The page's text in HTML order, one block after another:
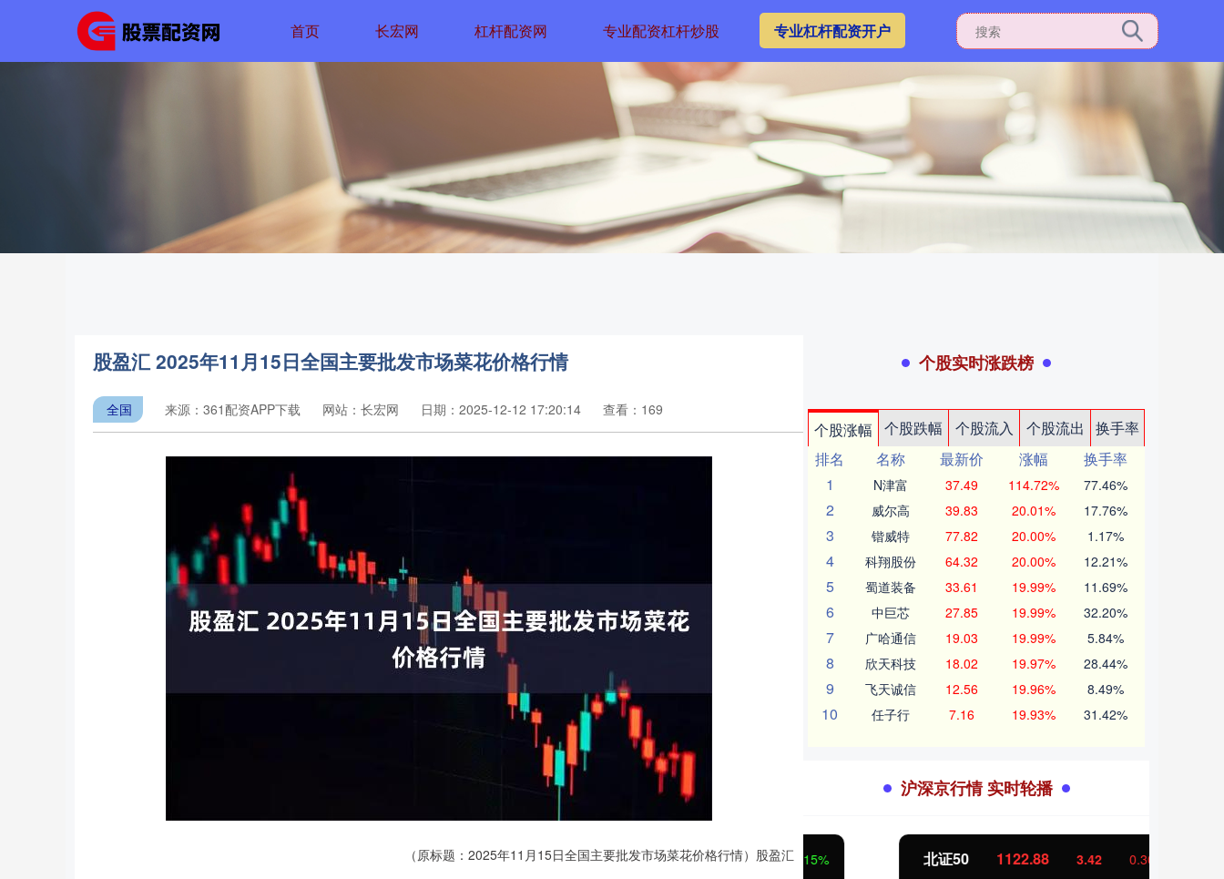
首页 长宏网 杠杆配资网 专业配资杠杆炒股 专业杠杆配资开户
股盈汇 2025年11月15日全国主要批发市场菜花价格行情
全国 来源：361配资APP下载 网站：长宏网 日期：2025-12-12 17:20:14 查看：169
（原标题：2025年11月15日全国主要批发市场菜花价格行情）股盈汇
个股实时涨跌榜
个股涨幅 个股跌幅 个股流入 个股流出
换手率
排名
名称 最新价 涨幅
换手率
1
N津富 37.49 114.72% 77.46%
2 威尔高 39.83 20.01% 17.76%
3 锴威特 77.82 20.00% 1.17%
4 科翔股份 64.32 20.00% 12.21%
5 蜀道装备 33.61 19.99% 11.69%
6 中巨芯 27.85 19.99% 32.20%
7 广哈通信 19.03 19.99% 5.84%
8 欣天科技 18.02 19.97% 28.44%
9 飞天诚信 12.56 19.96% 8.49%
10 任子行 7.16 19.93% 31.42%
沪深京行情 实时轮播
-0.24% 沪深300 4651.31 -6.85 -0.15% 1122.88 3.42 0.30%